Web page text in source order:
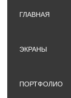
ГЛАВНАЯ
ЭКРАНЫ
ПОРТФОЛИО